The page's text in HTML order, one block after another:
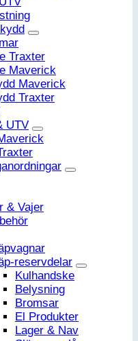
Traxter
Maverick
Maverick
Traxter
UTV
& Vajer
reservdelar
Kulhandske
Belysning
Bromsar
El Produkter
Lager & Nav